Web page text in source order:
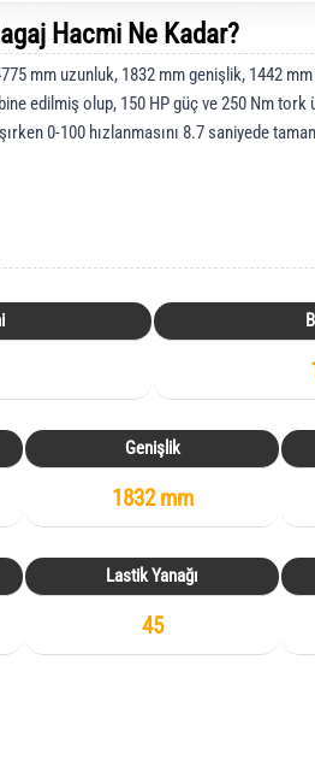
Hacmi Ne Kadar?
mm uzunluk, 1832 mm genişlik, 1442
edilmiş olup, 150 HP güç ve 250 Nm
0-100 hızlanmasını 8.7 saniyede
Genişlik
1832 mm
Lastik Yanağı
45